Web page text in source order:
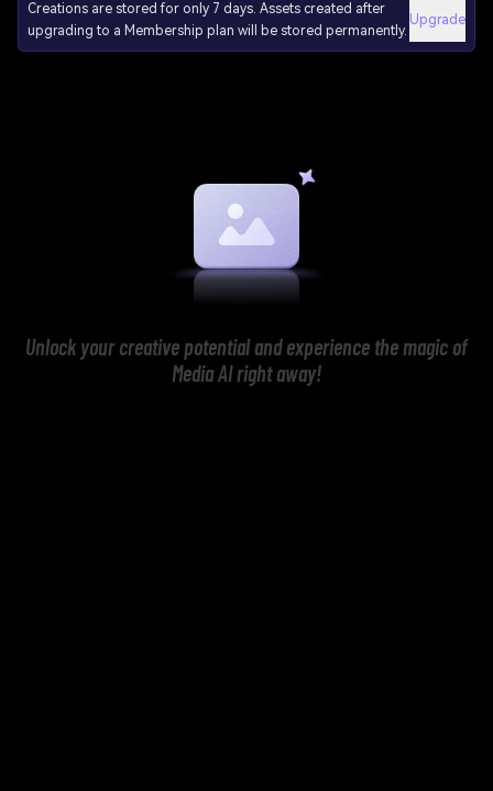
Creations are stored for only 7 days. Assets created after
upgrading to a Membership plan will be stored permanently.
Upgrade
Unlock your creative potential and experience the magic of
Media AI right away!